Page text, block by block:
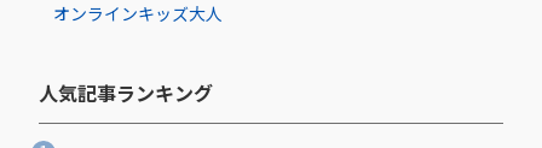
オンラインキッズ大人
人気記事ランキング​